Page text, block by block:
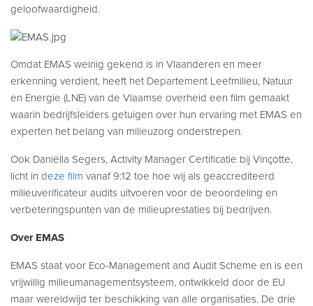
geloofwaardigheid.
Omdat EMAS weinig gekend is in Vlaanderen en meer
erkenning verdient, heeft het Departement Leefmilieu, Natuur
en Energie (LNE) van de Vlaamse overheid een film gemaakt
waarin bedrijfsleiders getuigen over hun ervaring met EMAS en
experten het belang van milieuzorg onderstrepen.
Ook Daniëlla Segers, Activity Manager Certificatie bij Vinçotte,
licht in deze film vanaf 9:12 toe hoe wij als geaccrediteerd
milieuverificateur audits uitvoeren voor de beoordeling en
verbeteringspunten van de milieuprestaties bij bedrijven.
Over EMAS
EMAS staat voor Eco-Management and Audit Scheme en is een
vrijwillig milieumanagementsysteem, ontwikkeld door de EU
maar wereldwijd ter beschikking van alle organisaties. De drie